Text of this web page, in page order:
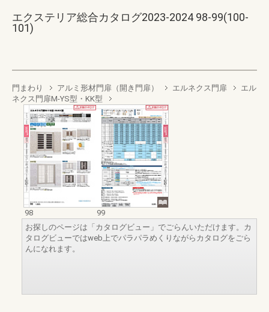
エクステリア総合カタログ2023-2024 98-99(100-
101)
門まわり アルミ形材門扉（開き門扉） エルネクス門扉
エル
ネクス門扉M-YS型・KK型
98
99
お探しのページは「カタログビュー」でごらんいただけます。カ
タログビューではweb上でパラパラめくりながらカタログをごら
んになれます。